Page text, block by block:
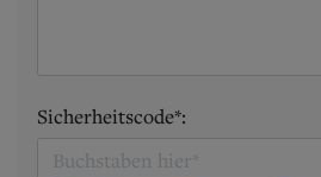
Sicherheitscode*: